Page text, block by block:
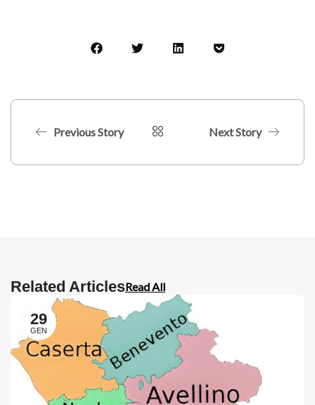
Previous Story Next Story
Related ArticlesRead All
29
GEN